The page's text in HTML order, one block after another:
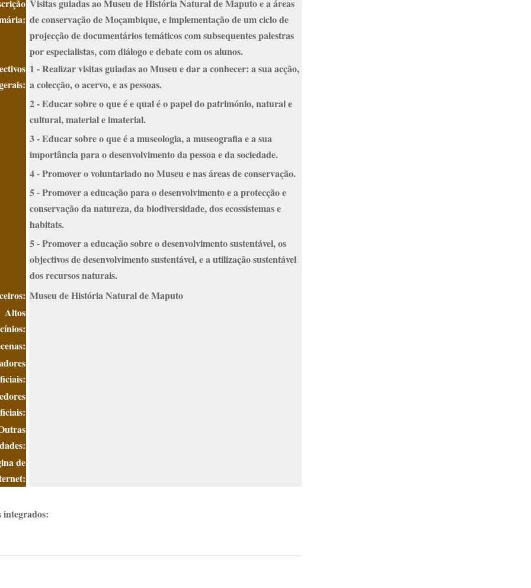
Visitas guiadas ao Museu de História Natural de Maputo e a áreas
de conservação de Moçambique, e implementação de um ciclo de
projecção de documentários temáticos com subsequentes palestras
por especialistas, com diálogo e debate com os alunos.
1 - Realizar visitas guiadas ao Museu e dar a conhecer: a sua acção,
a colecção, o acervo, e as pessoas.
2 - Educar sobre o que é e qual é o papel do património, natural e
cultural, material e imaterial.
3 - Educar sobre o que é a museologia, a museografia e a sua
importância para o desenvolvimento da pessoa e da sociedade.
4 - Promover o voluntariado no Museu e nas áreas de conservação.
5 - Promover a educação para o desenvolvimento e a protecção e
conservação da natureza, da biodiversidade, dos ecossistemas e
habitats.
5 - Promover a educação sobre o desenvolvimento sustentável, os
objectivos de desenvolvimento sustentável, e a utilização sustentável
dos recursos naturais.
Museu de História Natural de Maputo
Altos
de
integrados: